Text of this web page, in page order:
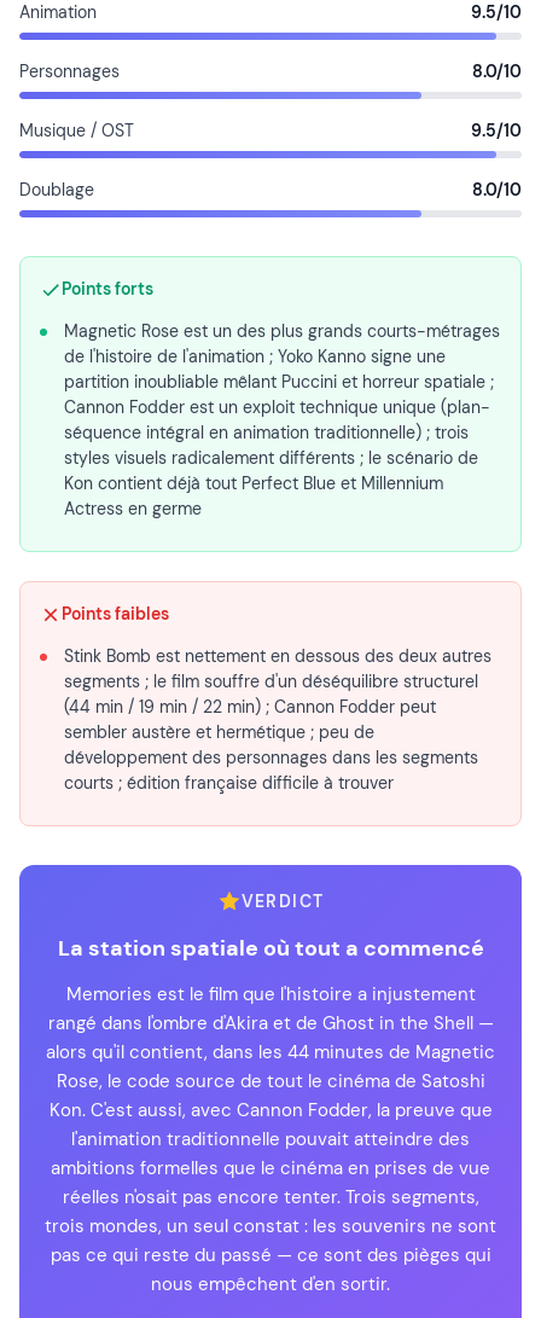
Animation 9.5/10
Personnages 8.0/10
Musique / OST 9.5/10
Doublage 8.0/10
Points forts
Magnetic Rose est un des plus grands courts-métrages
de l'histoire de l'animation ; Yoko Kanno signe une
partition inoubliable mêlant Puccini et horreur spatiale ;
Cannon Fodder est un exploit technique unique (plan-
séquence intégral en animation traditionnelle) ; trois
styles visuels radicalement différents ; le scénario de
Kon contient déjà tout Perfect Blue et Millennium
Actress en germe
Points faibles
Stink Bomb est nettement en dessous des deux autres
segments ; le film souffre d'un déséquilibre structurel
(44 min / 19 min / 22 min) ; Cannon Fodder peut
sembler austère et hermétique ; peu de
développement des personnages dans les segments
courts ; édition française difficile à trouver
VERDICT
La station spatiale où tout a commencé
Memories est le film que l'histoire a injustement
rangé dans l'ombre d'Akira et de Ghost in the Shell —
alors qu'il contient, dans les 44 minutes de Magnetic
Rose, le code source de tout le cinéma de Satoshi
Kon. C'est aussi, avec Cannon Fodder, la preuve que
l'animation traditionnelle pouvait atteindre des
ambitions formelles que le cinéma en prises de vue
réelles n'osait pas encore tenter. Trois segments,
trois mondes, un seul constat : les souvenirs ne sont
pas ce qui reste du passé — ce sont des pièges qui
nous empêchent d'en sortir.